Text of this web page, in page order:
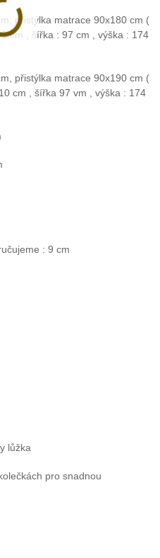
přistýlka matrace 90x180 cm (
cm , šířka : 97 cm , výška : 174
přistýlka matrace 90x190 cm (
cm , šířka 97 vm , výška : 174
: 9 cm
lůžka
pro snadnou